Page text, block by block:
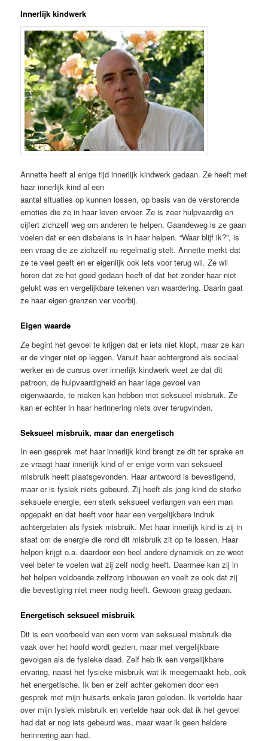
Innerlijk kindwerk
Annette heeft al enige tijd innerlijk kindwerk gedaan. Ze heeft met
haar innerlijk kind al een
aantal situaties op kunnen lossen, op basis van de verstorende
emoties die ze in haar leven ervoer. Ze is zeer hulpvaardig en
cijfert zichzelf weg om anderen te helpen. Gaandeweg is ze gaan
voelen dat er een disbalans is in haar helpen. “Waar blijf ik?”, is
een vraag die ze zichzelf nu regelmatig stelt. Annette merkt dat
ze te veel geeft en er eigenlijk ook iets voor terug wil. Ze wil
horen dat ze het goed gedaan heeft of dat het zonder haar niet
gelukt was en vergelijkbare tekenen van waardering. Daarin gaat
ze haar eigen grenzen ver voorbij.
Eigen waarde
Ze begint het gevoel te krijgen dat er iets niet klopt, maar ze kan
er de vinger niet op leggen. Vanuit haar achtergrond als sociaal
werker en de cursus over innerlijk kindwerk weet ze dat dit
patroon, de hulpvaardigheid en haar lage gevoel van
eigenwaarde, te maken kan hebben met seksueel misbruik. Ze
kan er echter in haar herinnering niets over terugvinden.
Seksueel misbruik, maar dan energetisch
In een gesprek met haar innerlijk kind brengt ze dit ter sprake en
ze vraagt haar innerlijk kind of er enige vorm van seksueel
misbruik heeft plaatsgevonden. Haar antwoord is bevestigend,
maar er is fysiek niets gebeurd. Zij heeft als jong kind de sterke
seksuele energie, een sterk seksueel verlangen van een man
opgepakt en dat heeft voor haar een vergelijkbare indruk
achtergelaten als fysiek misbruik. Met haar innerlijk kind is zij in
staat om de energie die rond dit misbruik zit op te lossen. Haar
helpen krijgt o.a. daardoor een heel andere dynamiek en ze weet
veel beter te voelen wat zij zelf nodig heeft. Daarmee kan zij in
het helpen voldoende zelfzorg inbouwen en voelt ze ook dat zij
die bevestiging niet meer nodig heeft. Gewoon graag gedaan.
Energetisch seksueel misbruik
Dit is een voorbeeld van een vorm van seksueel misbruik die
vaak over het hoofd wordt gezien, maar met vergelijkbare
gevolgen als de fysieke daad. Zelf heb ik een vergelijkbare
ervaring, naast het fysieke misbruik wat ik meegemaakt heb, ook
het energetische. Ik ben er zelf achter gekomen door een
gesprek met mijn huisarts enkele jaren geleden. Ik vertelde haar
over mijn fysiek misbruik en vertelde haar ook dat ik het gevoel
had dat er nog iets gebeurd was, maar waar ik geen heldere
herinnering aan had.